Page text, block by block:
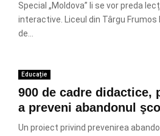
Special „Moldova” li se vor preda
interactive. Liceul din Târgu
de...
Educație
900 de cadre didactice,
a preveni abandonul
Un proiect privind prevenirea